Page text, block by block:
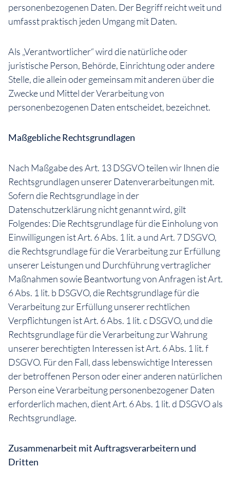
personenbezogenen Daten. Der Begriff reicht weit und
umfasst praktisch jeden Umgang mit Daten.
Als „Verantwortlicher“ wird die natürliche oder
juristische Person, Behörde, Einrichtung oder andere
Stelle, die allein oder gemeinsam mit anderen über die
Zwecke und Mittel der Verarbeitung von
personenbezogenen Daten entscheidet, bezeichnet.
Maßgebliche Rechtsgrundlagen
Nach Maßgabe des Art. 13 DSGVO teilen wir Ihnen die
Rechtsgrundlagen unserer Datenverarbeitungen mit.
Sofern die Rechtsgrundlage in der
Datenschutzerklärung nicht genannt wird, gilt
Folgendes: Die Rechtsgrundlage für die Einholung von
Einwilligungen ist Art. 6 Abs. 1 lit. a und Art. 7 DSGVO,
die Rechtsgrundlage für die Verarbeitung zur Erfüllung
unserer Leistungen und Durchführung vertraglicher
Maßnahmen sowie Beantwortung von Anfragen ist Art.
6 Abs. 1 lit. b DSGVO, die Rechtsgrundlage für die
Verarbeitung zur Erfüllung unserer rechtlichen
Verpflichtungen ist Art. 6 Abs. 1 lit. c DSGVO, und die
Rechtsgrundlage für die Verarbeitung zur Wahrung
unserer berechtigten Interessen ist Art. 6 Abs. 1 lit. f
DSGVO. Für den Fall, dass lebenswichtige Interessen
der betroffenen Person oder einer anderen natürlichen
Person eine Verarbeitung personenbezogener Daten
erforderlich machen, dient Art. 6 Abs. 1 lit. d DSGVO als
Rechtsgrundlage.
Zusammenarbeit mit Auftragsverarbeitern und
Dritten